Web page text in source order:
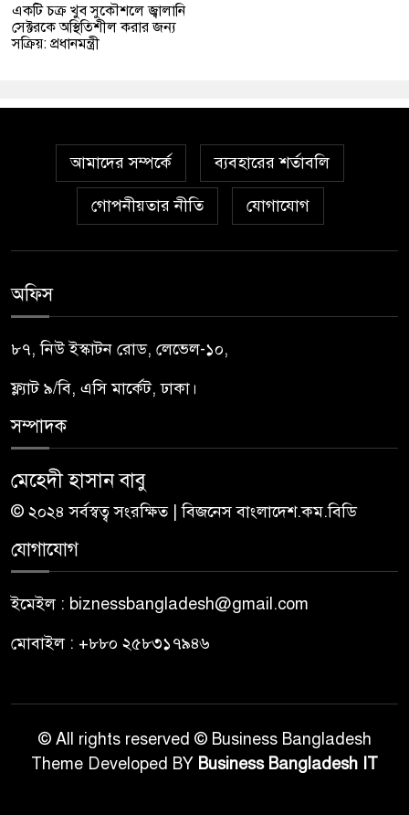
একটি চক্র খুব সুকৌশলে জ্বালানি
সেক্টরকে অস্থিতিশীল করার জন্য
সক্রিয়: প্রধানমন্ত্রী
আমাদের সম্পর্কে ব্যবহারের শর্তাবলি
গোপনীয়তার নীতি যোগাযোগ
অফিস
৮৭, নিউ ইস্কাটন রোড, লেভেল-১০,
ফ্ল্যাট ৯/বি, এসি মার্কেট, ঢাকা।
সম্পাদক
মেহেদী হাসান বাবু
© ২০২৪ সর্বস্বত্ব সংরক্ষিত | বিজনেস বাংলাদেশ.কম.বিডি
যোগাযোগ
ইমেইল : biznessbangladesh@gmail.com
মোবাইল : +৮৮০ ২৫৮৩১৭৯৪৬
© All rights reserved © Business Bangladesh
Theme Developed BY Business Bangladesh IT